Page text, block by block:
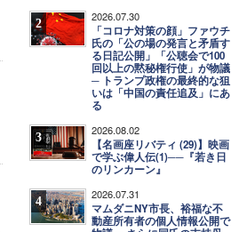
2 2026.07.30
「コロナ対策の顔」ファウチ
氏の「公の場の発言と矛盾す
る日記公開」「公聴会で100
回以上の黙秘権行使」が物議
─ トランプ政権の最終的な狙
いは「中国の責任追及」にあ
る
3 2026.08.02
【名画座リバティ (29)】映画
で学ぶ偉人伝(1)──『若き日
のリンカーン』
4 2026.07.31
マムダニNY市長、裕福な不
動産所有者の個人情報公開で